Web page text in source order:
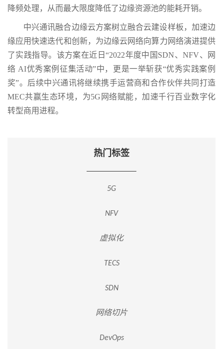
降频处理，从而最大限度降低了边缘资源池的能耗开销。
中兴通讯融合边缘云方案树立融合云建设样板，加速边
缘应用快速迭代和创新，为边缘云网络向算力网络演进提供
了实践指导。该方案在近日“2022年度中国SDN、NFV、网
络 AI优秀案例征集活动”中，更是一举斩获“优秀实践案例
奖”。后续中兴通讯将继续携手运营商和合作伙伴共同打造
MEC共赢生态环境，为5G网络赋能，加速千行百业数字化
转型商用进程。
热门标签
5G
NFV
虚拟化
TECS
SDN
网络切片
DevOps